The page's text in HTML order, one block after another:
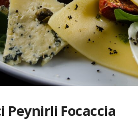
Peynirli Focaccia